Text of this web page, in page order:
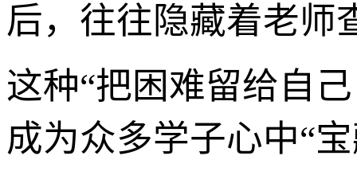
后，往往隐藏着老师
这种“把困难留给自
成为众多学子心中“